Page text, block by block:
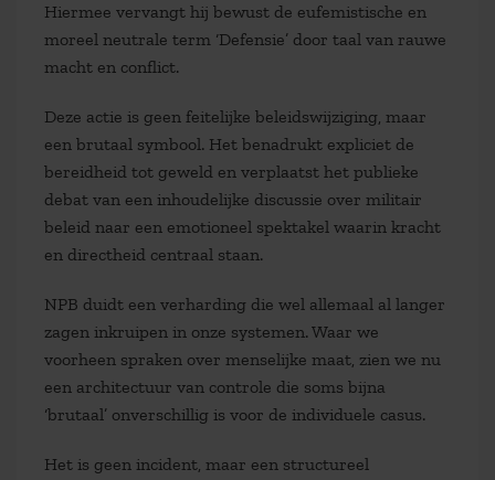
Hiermee vervangt hij bewust de eufemistische en
moreel neutrale term ‘Defensie’ door taal van rauwe
macht en conflict.
Deze actie is geen feitelijke beleidswijziging, maar
een brutaal symbool. Het benadrukt expliciet de
bereidheid tot geweld en verplaatst het publieke
debat van een inhoudelijke discussie over militair
beleid naar een emotioneel spektakel waarin kracht
en directheid centraal staan.
NPB duidt een verharding die wel allemaal al langer
zagen inkruipen in onze systemen. Waar we
voorheen spraken over menselijke maat, zien we nu
een architectuur van controle die soms bijna
‘brutaal’ onverschillig is voor de individuele casus.
Het is geen incident, maar een structureel